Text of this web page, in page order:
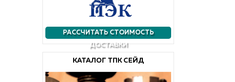
РАССЧИТАТЬ СТОИМОСТЬ
ДОСТАВКИ
КАТАЛОГ ТПК СЕЙД